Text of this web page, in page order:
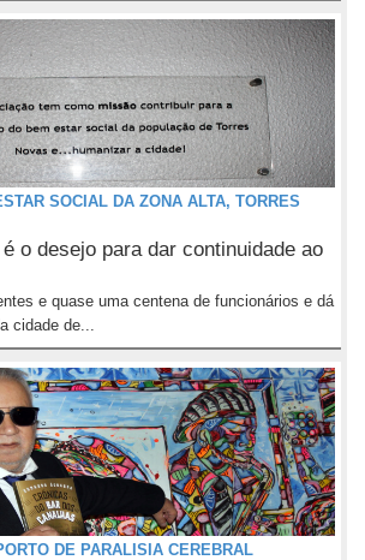
SOCIAL DA ZONA ALTA, TORRES
o desejo para dar continuidade ao
e quase uma centena de funcionários e dá
cidade de...
DE PARALISIA CEREBRAL